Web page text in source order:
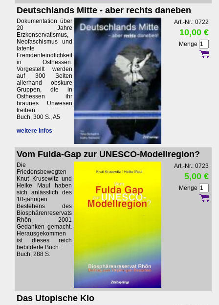
Deutschlands Mitte - aber rechts daneben
Dokumentation über
20 Jahre
Erzkonservatismus,
Neofaschismus und
latente
Fremdenfeindlichkeit
in Osthessen.
Vorgestellt werden
auf 300 Seiten
allerhand obskure
Gruppen, die in
Osthessen ihr
braunes Unwesen
treiben.
Buch, 300 S., A5
weitere Infos
Art.-Nr.: 0722
10,00 €
Menge
Vom Fulda-Gap zur UNESCO-Modellregion?
Die
Friedensbewegten
Knut Krusewitz und
Heike Maul haben
sich anlässlich des
10-jährigen
Bestehens des
Biosphärenreservats
Rhön 2001
Gedanken gemacht.
Herausgekommen
ist dieses reich
bebilderte Buch.
Buch, 288 S.
Art.-Nr.: 0723
5,00 €
Menge
Das Utopische Klo